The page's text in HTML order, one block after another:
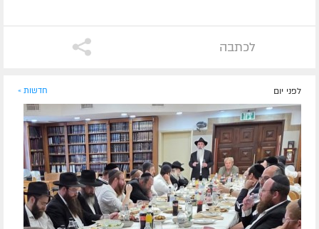
לכתבה
לפני יום חדשות »